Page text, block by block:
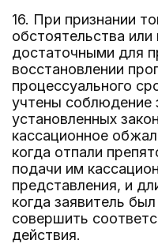
16. При признании
обстоятельства или
достаточными для
восстановлении
процессуального
учтены соблюдение
установленных
кассационное
когда отпали
подачи им
представления, и
когда заявитель
совершить
действия.